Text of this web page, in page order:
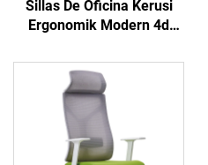
Sillas De Oficina Kerusi
Ergonomik Modern 4d
hitam Mesh Pejabat
Eksekutif Ergonomik
Cadeira De Escritorio